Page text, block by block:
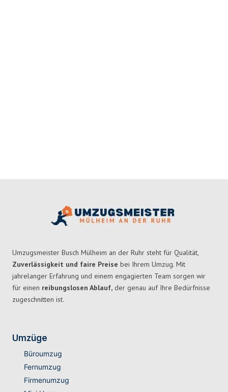
Umzugsmeister Busch Mülheim an der Ruhr steht für Qualität,
Zuverlässigkeit und faire Preise bei Ihrem Umzug. Mit
jahrelanger Erfahrung und einem engagierten Team sorgen wir
für einen reibungslosen Ablauf, der genau auf Ihre Bedürfnisse
zugeschnitten ist.
Umzüge
Büroumzug
Fernumzug
Firmenumzug